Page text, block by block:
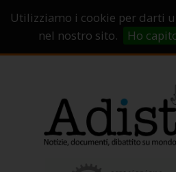
Utilizziamo i cookie per darti
nel nostro sito.
Ho